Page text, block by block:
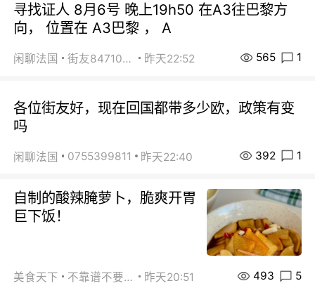
寻找证人 8月6号 晚上19h50 在A3往巴黎方
向， 位置在 A3巴黎 ， A
闲聊法国 街友84710671 昨天22:52 565 1
各位街友好，现在回国都带多少欧，政策有变
吗
闲聊法国 0755399811 昨天22:40 392 1
自制的酸辣腌萝卜，脆爽开胃
巨下饭！
美食天下 不靠谱不要联系 昨天20:51 493 5